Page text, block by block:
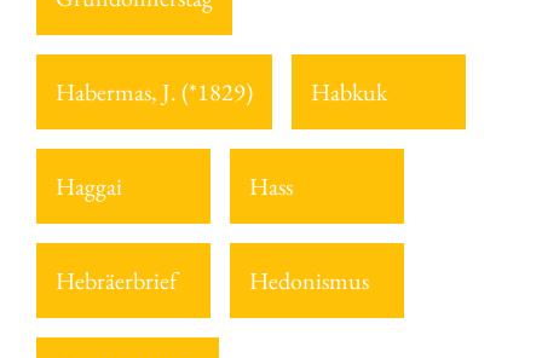
Habermas, J. (*1829) Habkuk
Haggai Hass
Hebräerbrief Hedonismus